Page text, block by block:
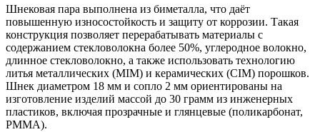
Шнековая пара выполнена из биметалла, что даёт
повышенную износостойкость и защиту от коррозии. Такая
конструкция позволяет перерабатывать материалы с
содержанием стекловолокна более 50%, углеродное волокно,
длинное стекловолокно, а также использовать технологию
литья металлических (MIM) и керамических (CIM) порошков.
Шнек диаметром 18 мм и сопло 2 мм ориентированы на
изготовление изделий массой до 30 грамм из инженерных
пластиков, включая прозрачные и глянцевые (поликарбонат,
PMMA).